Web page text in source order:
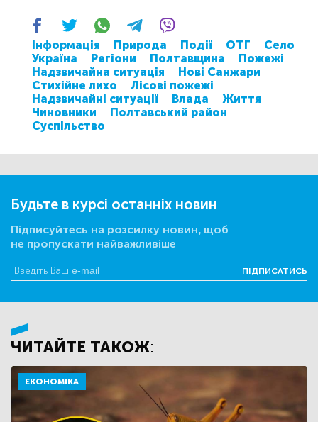
Інформація Природа Події ОТГ
Село
Україна
Регіони Полтавщина
Пожежі
Надзвичайна ситуація
Нові Санжари
Стихійне лихо
Лісові пожежі
Надзвичайні ситуації
Влада
Життя
Чиновники
Полтавський район
Суспільство
Будьте в курсі останніх новин
Підписуйтесь на розсилку новин, щоб
не пропускати найважливіше
ПІДПИСАТИСЬ
ЧИТАЙТЕ ТАКОЖ:
ЕКОНОМІКА